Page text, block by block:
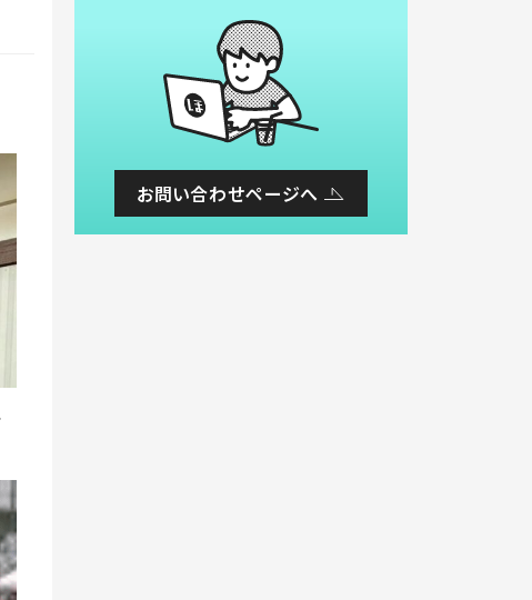
お問い合わせページへ